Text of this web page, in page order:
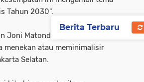
Tahun 2030".
Joni Matondang berharap
menekan atau meminimalisir
Selatan.
Berita Terbaru